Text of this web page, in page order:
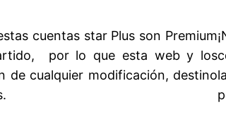
cuentas star Plus son Premium
por lo que esta web y los
de cualquier modificación, destino